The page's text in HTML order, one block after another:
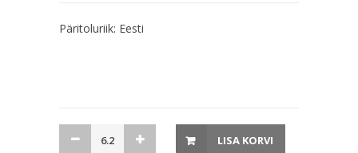
Päritoluriik: Eesti
LISA KORVI